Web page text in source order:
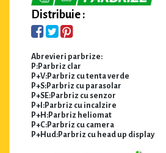
Distribuie :
Abrevieri parbrize:
P:Parbriz clar
P+V:Parbriz cu tenta verde
P+S:Parbriz cu parasolar
P+SE:Parbriz cu senzor
P+I:Parbriz cu incalzire
P+H:Parbriz heliomat
P+C:Parbriz cu camera
P+Hud:Parbriz cu head up display